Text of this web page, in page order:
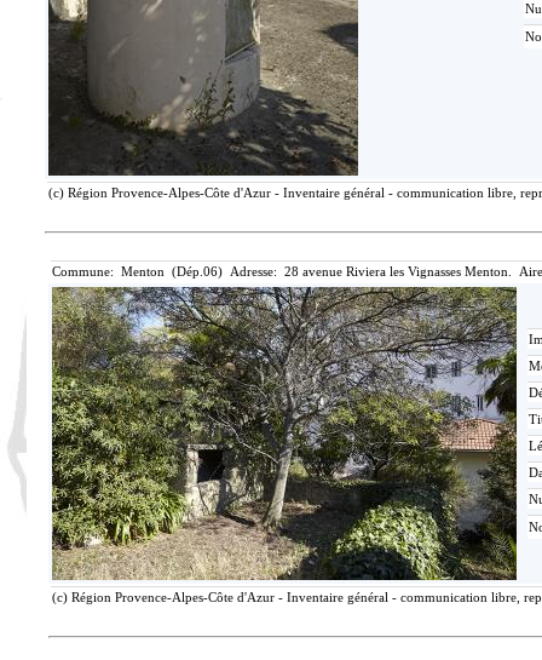
(c) Région Provence-Alpes-Côte d'Azur - Inventaire général - communication libre,
Commune: Menton (Dép.06) Adresse: 28 avenue Riviera les Vignasses Menton.
(c) Région Provence-Alpes-Côte d'Azur - Inventaire général - communication libre,